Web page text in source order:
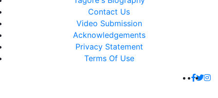
Contact Us
Video Submission
Acknowledgements
Privacy Statement
Terms Of Use